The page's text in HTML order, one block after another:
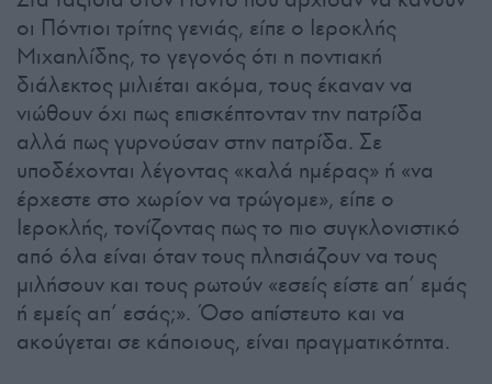
οι Πόντιοι τρίτης γενιάς, είπε ο Ιεροκλής
Μιχαηλίδης, το γεγονός ότι η ποντιακή
διάλεκτος μιλιέται ακόμα, τους έκαναν να
νιώθουν όχι πως επισκέπτονταν την πατρίδα
αλλά πως γυρνούσαν στην πατρίδα. Σε
υποδέχονται λέγοντας «καλά ημέρας» ή «να
έρχεστε στο χωρίον να τρώγομε», είπε ο
Ιεροκλής, τονίζοντας πως το πιο συγκλονιστικό
από όλα είναι όταν τους πλησιάζουν να τους
μιλήσουν και τους ρωτούν «εσείς είστε απ’ εμάς
ή εμείς απ’ εσάς;». Όσο απίστευτο και να
ακούγεται σε κάποιους, είναι πραγματικότητα.